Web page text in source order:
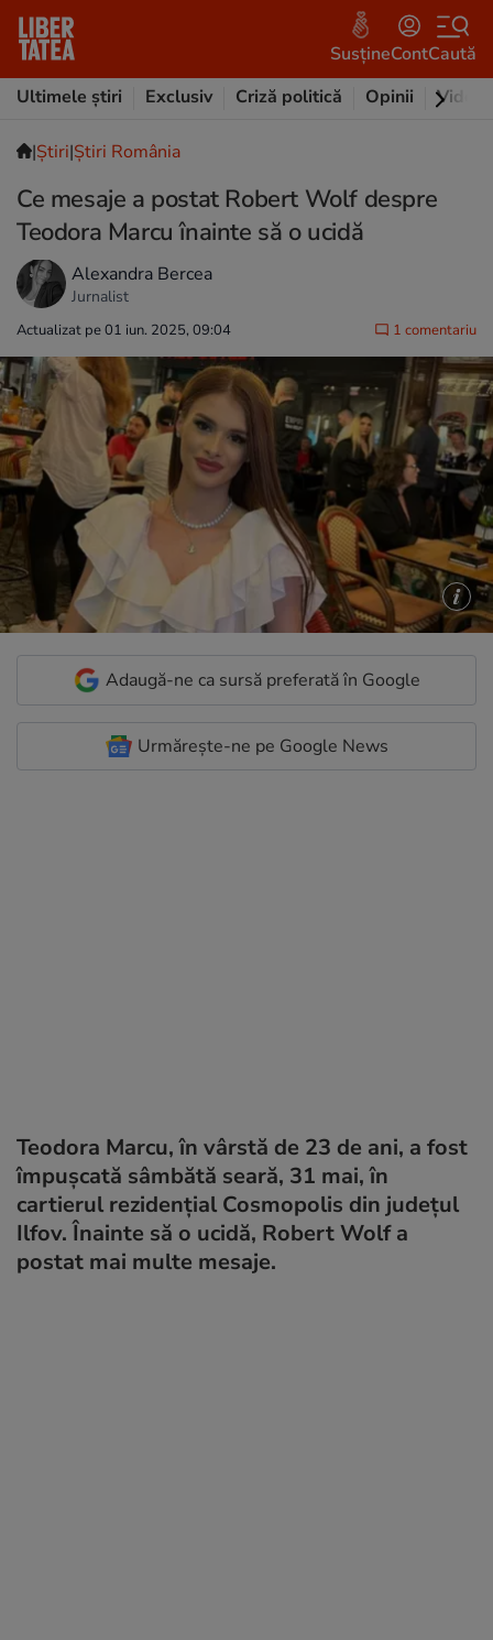
SusțineContCaută
Ultimele știri
Exclusiv Criză politică Opinii Video
|Ştiri|Știri România
Ce mesaje a postat Robert Wolf despre
Teodora Marcu înainte să o ucidă
Alexandra Bercea
Jurnalist
Actualizat pe 01 iun. 2025, 09:04 1 comentariu
Adaugă-ne ca sursă preferată în Google
Urmărește-ne pe Google News
Teodora Marcu, în vârstă de 23 de ani, a fost
împușcată sâmbătă seară, 31 mai, în
cartierul rezidențial Cosmopolis din județul
Ilfov. Înainte să o ucidă, Robert Wolf a
postat mai multe mesaje.